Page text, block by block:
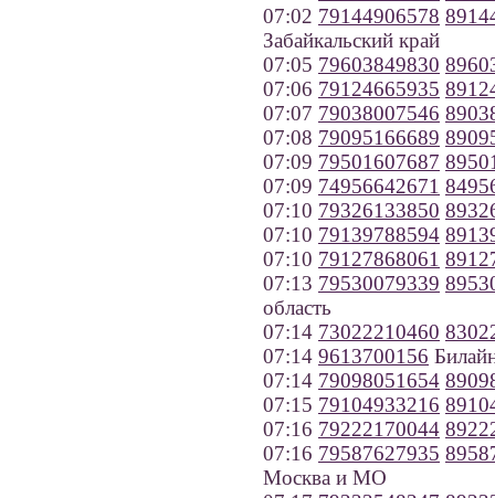
07:02 79144906578
Забайкальский край
07:05 79603849830
07:06 79124665935
07:07 79038007546
07:08 79095166689
07:09 79501607687
07:09 74956642671
07:10 79326133850
07:10 79139788594
07:10 79127868061
07:13 79530079339
область
07:14 73022210460
07:14 9613700156
07:14 79098051654
07:15 79104933216
07:16 79222170044
07:16 79587627935
Москва и МО